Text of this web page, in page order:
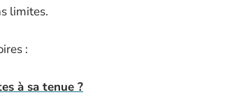
limites.
:
à sa tenue ?